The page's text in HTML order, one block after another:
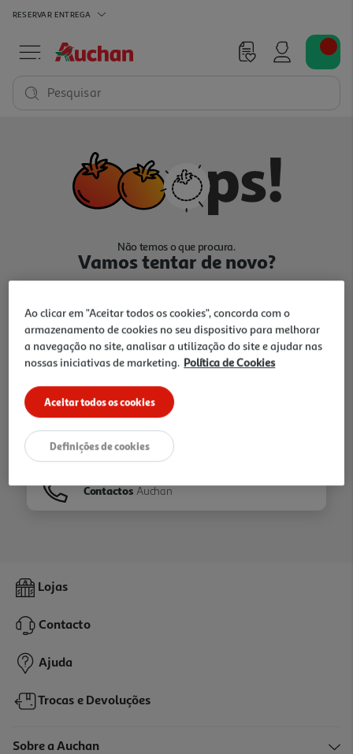
RESERVAR ENTREGA
Pesquisar
Não temos o que procura.
Vamos tentar de novo?
Ir para Homepage
Folhetos
Contactos Auchan
Lojas
Contacto
Ajuda
Trocas e Devoluções
Sobre a Auchan
Ao clicar em "Aceitar todos os cookies", concorda com o
armazenamento de cookies no seu dispositivo para melhorar
a navegação no site, analisar a utilização do site e ajudar nas
nossas iniciativas de marketing. Política de Cookies
Aceitar todos os cookies
Definições de cookies